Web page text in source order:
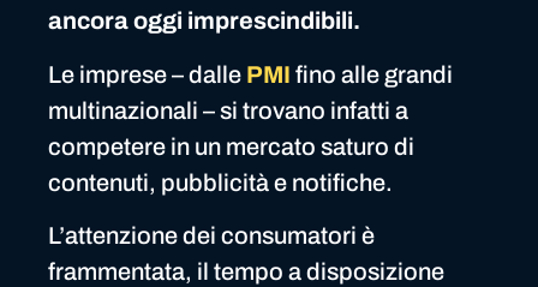
ancora oggi imprescindibili.
Le imprese – dalle PMI fino alle grandi
multinazionali – si trovano infatti a
competere in un mercato saturo di
contenuti, pubblicità e notifiche.
L’attenzione dei consumatori è
frammentata, il tempo a disposizione